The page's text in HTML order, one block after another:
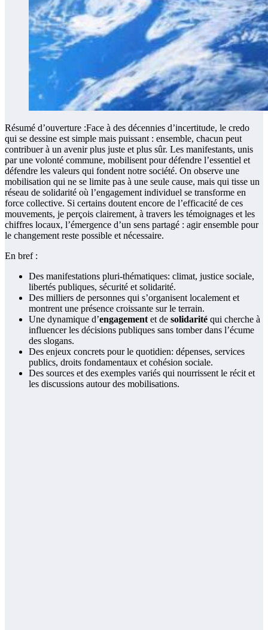
Résumé d’ouverture :Face à des décennies d’incertitude, le credo
qui se dessine est simple mais puissant : ensemble, chacun peut
contribuer à un avenir plus juste et plus sûr. Les manifestants, unis
par une volonté commune, mobilisent pour défendre l’essentiel et
défendre les valeurs qui fondent notre société. On observe une
mobilisation qui ne se limite pas à une seule cause, mais qui tisse un
réseau de solidarité où l’engagement individuel se transforme en
force collective. Si certains doutent encore de l’efficacité de ces
mouvements, je perçois clairement, à travers les témoignages et les
chiffres locaux, l’émergence d’un sens partagé : agir ensemble pour
le changement reste possible et nécessaire.
En bref :
Des manifestations pluri-thématiques: climat, justice sociale,
libertés publiques, sécurité et solidarité.
Des milliers de personnes qui s’organisent localement et
montrent une présence croissante sur le terrain.
Une dynamique d’engagementet de solidarité qui cherche à
influencer les décisions publiques sans tomber dans l’écume
des slogans.
Des enjeux concrets pour le quotidien: dépenses, services
publics, droits fondamentaux et cohésion sociale.
Des sources et des exemples variés qui nourrissent le récit et
les discussions autour des mobilisations.